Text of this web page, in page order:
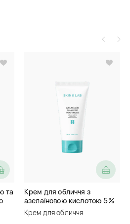
та
Крем для обличчя з
азелаїновою кислотою 5%
Skin&Lab Azelaic Acid
Balancing Moisturizer
Крем для обличчя